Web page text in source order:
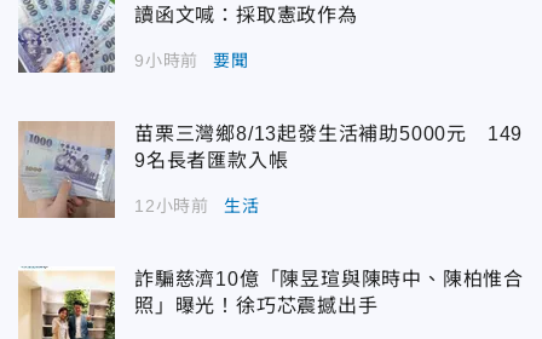
讀函文喊：採取憲政作為
9小時前 要聞
苗栗三灣鄉8/13起發生活補助5000元 149
9名長者匯款入帳
12小時前 生活
詐騙慈濟10億「陳昱瑄與陳時中、陳柏惟合
照」曝光！徐巧芯震撼出手